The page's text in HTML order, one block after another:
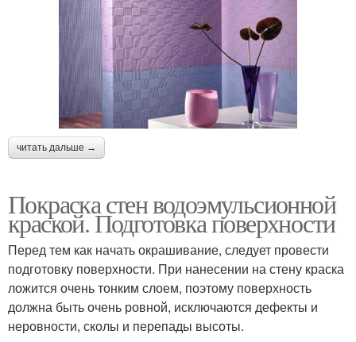
читать дальше →
Покраска стен водоэмульсионной
краской. Подготовка поверхности
Перед тем как начать окрашивание, следует провести
подготовку поверхности. При нанесении на стену краска
ложится очень тонким слоем, поэтому поверхность
должна быть очень ровной, исключаются дефекты и
неровности, сколы и перепады высоты.